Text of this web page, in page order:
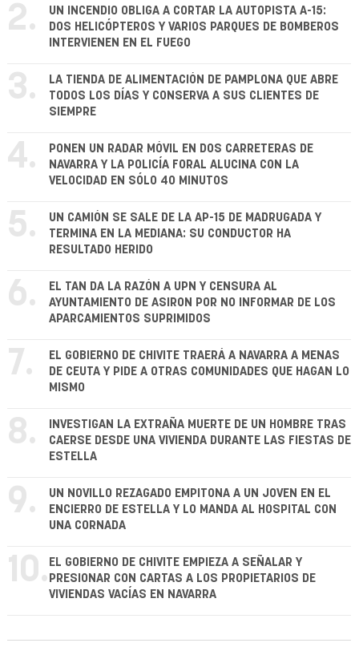
2.
UN INCENDIO OBLIGA A CORTAR LA AUTOPISTA A-15:
DOS HELICÓPTEROS Y VARIOS PARQUES DE BOMBEROS
INTERVIENEN EN EL FUEGO
3.
LA TIENDA DE ALIMENTACIÓN DE PAMPLONA QUE ABRE
TODOS LOS DÍAS Y CONSERVA A SUS CLIENTES DE
SIEMPRE
4.
PONEN UN RADAR MÓVIL EN DOS CARRETERAS DE
NAVARRA Y LA POLICÍA FORAL ALUCINA CON LA
VELOCIDAD EN SÓLO 40 MINUTOS
5.
UN CAMIÓN SE SALE DE LA AP-15 DE MADRUGADA Y
TERMINA EN LA MEDIANA: SU CONDUCTOR HA
RESULTADO HERIDO
6.
EL TAN DA LA RAZÓN A UPN Y CENSURA AL
AYUNTAMIENTO DE ASIRON POR NO INFORMAR DE LOS
APARCAMIENTOS SUPRIMIDOS
7.
EL GOBIERNO DE CHIVITE TRAERÁ A NAVARRA A MENAS
DE CEUTA Y PIDE A OTRAS COMUNIDADES QUE HAGAN LO
MISMO
8.
INVESTIGAN LA EXTRAÑA MUERTE DE UN HOMBRE TRAS
CAERSE DESDE UNA VIVIENDA DURANTE LAS FIESTAS DE
ESTELLA
9.
UN NOVILLO REZAGADO EMPITONA A UN JOVEN EN EL
ENCIERRO DE ESTELLA Y LO MANDA AL HOSPITAL CON
UNA CORNADA
10. EL GOBIERNO DE CHIVITE EMPIEZA A SEÑALAR Y
PRESIONAR CON CARTAS A LOS PROPIETARIOS DE
VIVIENDAS VACÍAS EN NAVARRA